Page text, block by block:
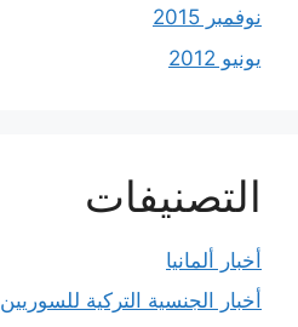
نوفمبر 2015
يونيو 2012
التصنيفات
أخبار ألمانيا
أخبار الجنسية التركية للسوريين